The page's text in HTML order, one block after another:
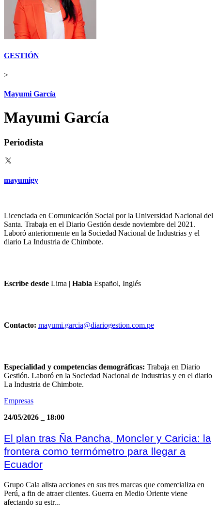
GESTIÓN
>
Mayumi García
Mayumi García
Periodista
mayumigy
Licenciada en Comunicación Social por la Universidad Nacional del
Santa. Trabaja en el Diario Gestión desde noviembre del 2021.
Laboró anteriormente en la Sociedad Nacional de Industrias y el
diario La Industria de Chimbote.
Escribe desde Lima | Habla Español, Inglés
Contacto: mayumi.garcia@diariogestion.com.pe
Especialidad y competencias demográficas: Trabaja en Diario
Gestión. Laboró en la Sociedad Nacional de Industrias y en el diario
La Industria de Chimbote.
Empresas
24/05/2026
18:00
El plan tras Ña Pancha, Moncler y Caricia: la
frontera como termómetro para llegar a
Ecuador
Grupo Cala alista acciones en sus tres marcas que comercializa en
Perú, a fin de atraer clientes. Guerra en Medio Oriente viene
afectando su estr...